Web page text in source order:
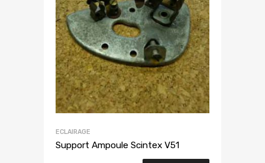
ECLAIRAGE
Support Ampoule Scintex V51